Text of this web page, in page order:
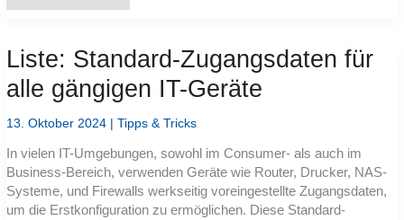
extrem
langsam:
Wie
finde
die
Ursache
optimiere
Performance
ohne
Sicherheitsverlust?
Liste: Standard-Zugangsdaten für
alle gängigen IT-Geräte
13. Oktober 2024 |Tipps & Tricks
In vielen IT-Umgebungen, sowohl im Consumer- als auch im
Business-Bereich, verwenden Geräte wie Router, Drucker, NAS-
Systeme, und Firewalls werkseitig voreingestellte Zugangsdaten,
um die Erstkonfiguration zu ermöglichen. Diese Standard-